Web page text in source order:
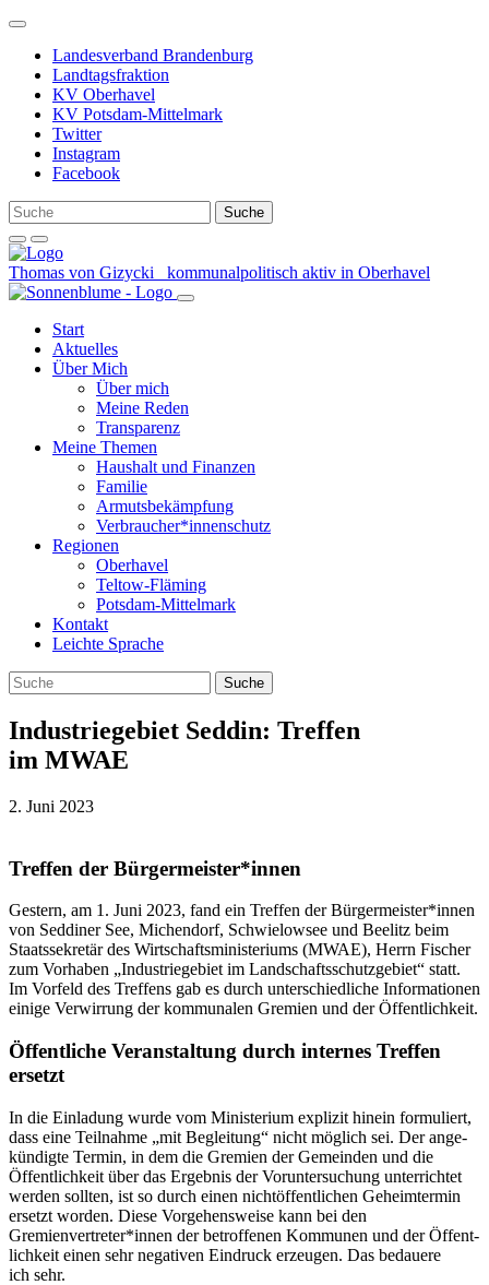
Weiter
Inhalt
Landesverband Brandenburg
Landtagsfraktion
KV Oberhavel
KV Potsdam-Mittelmark
Twitter
Instagram
Facebook
Thomas von Gizycki kommunalpolitisch aktiv in Oberhavel
Start
Aktuelles
Über Mich
Über mich
Meine Reden
Transparenz
Meine Themen
Haushalt und Finanzen
Familie
Armutsbekämpfung
Verbraucher*innenschutz
Regionen
Oberhavel
Teltow-Fläming
Potsdam-Mittelmark
Kontakt
Leichte Sprache
Industriegebiet Seddin: Treffen
im MWAE
2. Juni 2023
Treffen der Bürgermeister*innen
Ges­tern, am 1. Juni 2023, fand ein Tref­fen der Bürgermeister*innen
von Seddi­ner See, Michen­dorf, Schwie­low­see und Beelitz beim
Staats­se­kre­tär des Wirt­schafts­mi­nis­te­ri­ums (MWAE), Herrn Fischer
zum Vor­ha­ben „Indus­trie­ge­biet im Land­schafts­schutz­ge­biet“ statt.
Im Vor­feld des Tref­fens gab es durch unter­schied­li­che Infor­ma­tio­nen
einige Ver­wir­rung der kom­mu­na­len Gre­mien und der Öffentlichkeit.
Öffentliche Veranstaltung durch internes Treffen
ersetzt
In die Ein­la­dung wurde vom Minis­te­rium expli­zit hin­ein for­mu­liert,
dass eine Teil­nahme „mit Beglei­tung“ nicht mög­lich sei. Der ange­
kün­digte Ter­min, in dem die Gre­mien der Gemein­den und die
Öffent­lich­keit über das Ergeb­nis der Vor­un­ter­su­chung unter­rich­tet
wer­den soll­ten, ist so durch einen nicht­öf­fent­li­chen Geheim­ter­min
ersetzt wor­den. Diese Vor­ge­hens­weise kann bei den
Gremienvertreter*innen der betrof­fe­nen Kom­mu­nen und der Öffent­
lich­keit einen sehr nega­ti­ven Ein­druck erzeu­gen. Das bedauere
ich sehr.